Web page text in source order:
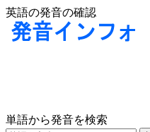
英語の発音の確認
単語から発音を検索